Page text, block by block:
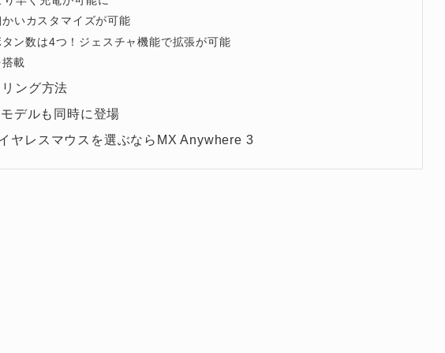
いカスタマイズが可能
ン数は4つ！ジェスチャ機能で拡張が可能
載
ング方法
デルも同時に登場
ヤレスマウスを選ぶならMX Anywhere 3